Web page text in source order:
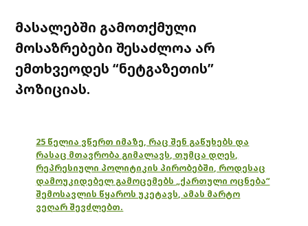
მასალებში გამოთქმული
მოსაზრებები შესაძლოა არ
ემთხვეოდეს “ნეტგაზეთის”
პოზიციას.
25 წელია ვწერთ იმაზე, რაც შენ გაწუხებს და
რასაც მთავრობა გიმალავს, თუმცა დღეს,
რეპრესიული პოლიტიკის პირობებში, როდესაც
დამოუკიდებელ გამოცემებს „ქართული ოცნება“
შემოსავლის წყაროს უკეტავს, ამას მარტო
ვეღარ შევძლებთ.